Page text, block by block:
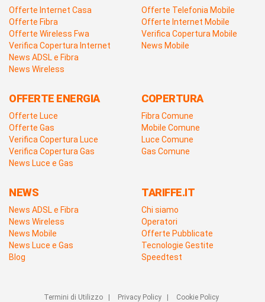
Offerte Internet Casa
Offerte Fibra
Offerte Wireless Fwa
Verifica Copertura Internet
News ADSL e Fibra
News Wireless
Offerte Telefonia Mobile
Offerte Internet Mobile
Verifica Copertura Mobile
News Mobile
OFFERTE ENERGIA
Offerte Luce
Offerte Gas
Verifica Copertura Luce
Verifica Copertura Gas
News Luce e Gas
COPERTURA
Fibra Comune
Mobile Comune
Luce Comune
Gas Comune
NEWS
News ADSL e Fibra
News Wireless
News Mobile
News Luce e Gas
Blog
TARIFFE.IT
Chi siamo
Operatori
Offerte Pubblicate
Tecnologie Gestite
Speedtest
Termini di Utilizzo| Privacy Policy| Cookie Policy